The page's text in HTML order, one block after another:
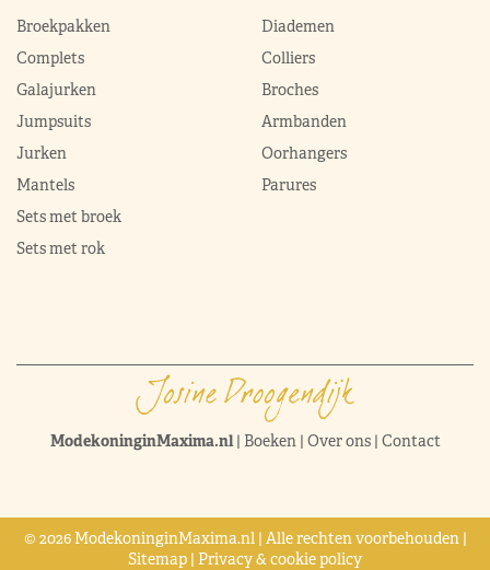
Broekpakken
Complets
Galajurken
Jumpsuits
Jurken
Mantels
Sets met broek
Sets met rok
Diademen
Colliers
Broches
Armbanden
Oorhangers
Parures
ModekoninginMaxima.nl| Boeken| Over ons| Contact
© 2026 ModekoninginMaxima.nl | Alle rechten voorbehouden |
Sitemap | Privacy & cookie policy